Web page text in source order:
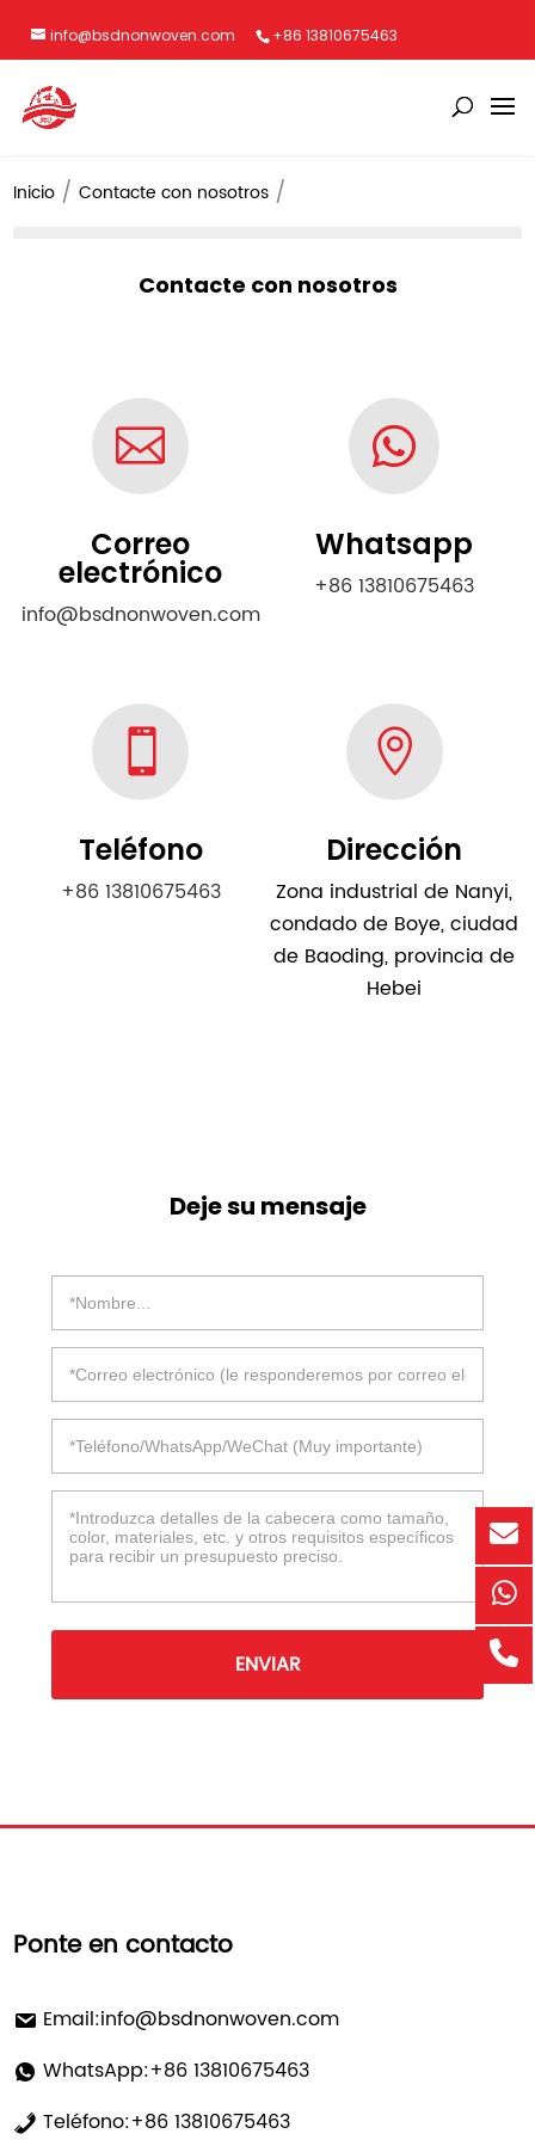
info@bsdnonwoven.com +86 13810675463
Inicio Contacte con nosotros
Contacte con nosotros

Correo
electrónico
info@bsdnonwoven.com

Whatsapp
+86 13810675463

Teléfono
+86 13810675463

Dirección
Zona industrial de Nanyi,
condado de Boye, ciudad
de Baoding, provincia de
Hebei
Deje su mensaje
ENVIAR
Ponte en contacto
Email:info@bsdnonwoven.com
WhatsApp:+86 13810675463
Teléfono:+86 13810675463